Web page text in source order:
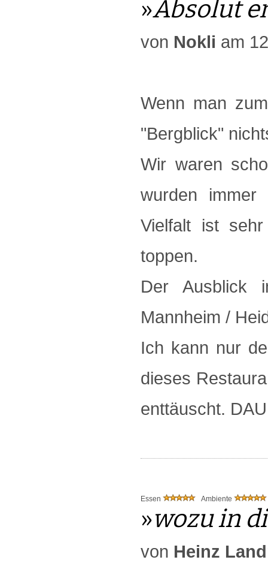
»Absolut
von Nokli am
Wenn man
"Bergblick"
Wir waren
wurden
Vielfalt ist
toppen.
Der Ausblick
Mannheim /
Ich kann nur
dieses
enttäuscht.
Essen Ambiente
»wozu in
von Heinz